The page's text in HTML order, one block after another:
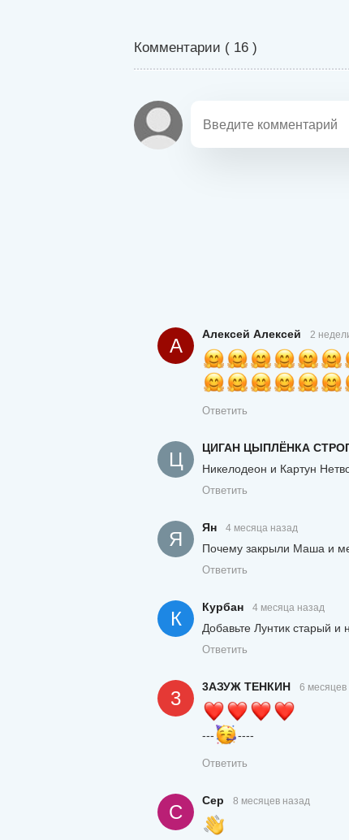
Комментарии ( 16 )
А
Алексей Алексей 2
Ответить
Ц
ЦИГАН ЦЫПЛЁНКА
Никелодеон и Картун
Ответить
Я
Ян 4 месяца назад
Почему закрыли Маша и
Ответить
К
Курбан 4 месяца назад
Добавьте Лунтик старый
Ответить
3
3АЗУЖ ТЕНКИН 6 месяцев
--- ----
Ответить
С
Сер 8 месяцев назад